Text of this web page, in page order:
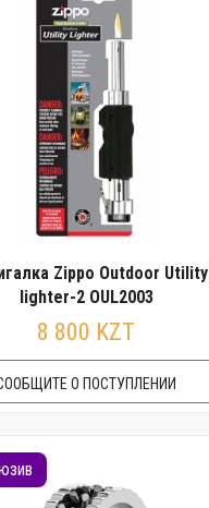
Zippo Outdoor Utility
lighter-2 OUL2003
8 800 KZT
О ПОСТУПЛЕНИИ